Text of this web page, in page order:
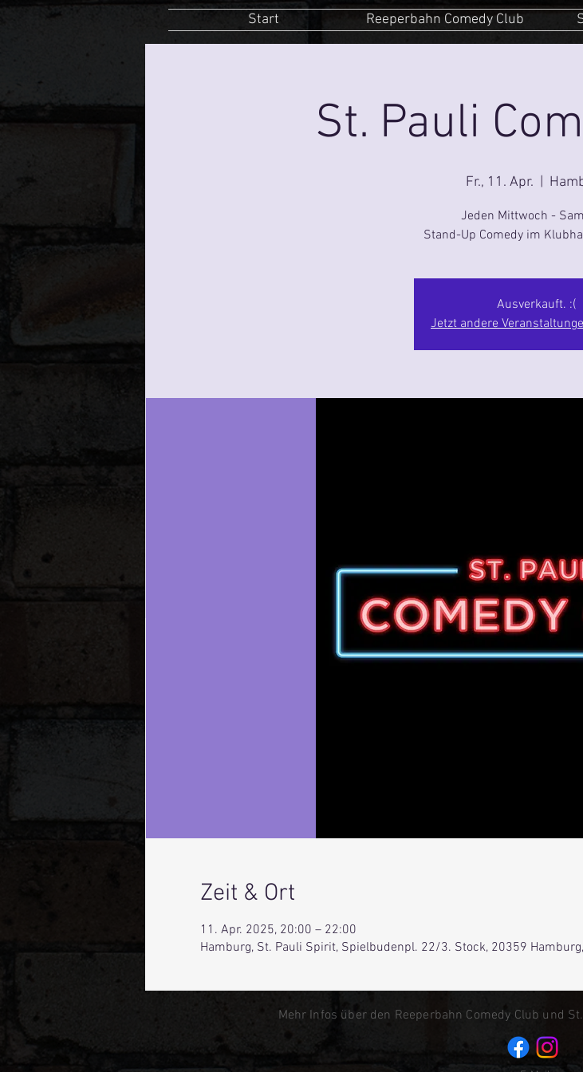
Start Reeperbahn Comedy Club
St. Pauli
Fr., 11. Apr.
Jeden Mittwoch -
Stand-Up Comedy im
Ausverkauft. :(
Jetzt andere
Zeit & Ort
11. Apr. 2025, 20:00 – 22:00
Hamburg, St. Pauli Spirit, Spielbudenpl. 22/3. Stock, 20359
Mehr Infos über den Reeperbahn Comedy Club und